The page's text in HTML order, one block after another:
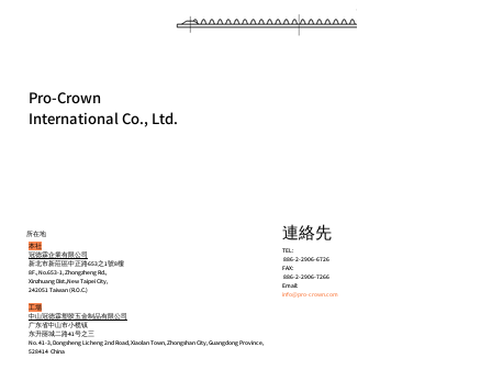
所在地
本社
冠德霖企業有限公司
新北市新莊區中正路653之1號8樓
8F., No.653-1, Zhongzheng Rd.,
Xinzhuang Dist.,New Taipei City,
242051 Taiwan (R.O.C.)
工場
中山冠德霖塑胶五金制品有限公司
广东省中山市小榄镇
东升丽城二路41号之三
No. 41-3, Dongsheng Licheng 2nd Road, Xiaolan Town, Zhongshan City, Guangdong Province,
528414 China
Pro-Crown
International Co., Ltd.
連絡先
TEL:
886-2-2906-6726
FAX:
886-2-2906-7266
Email:
info@pro-crown.com